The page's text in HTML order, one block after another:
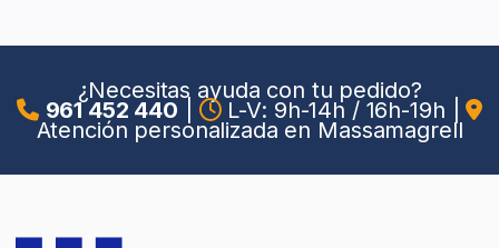
¿Necesitas ayuda con tu pedido?
961 452 440 L-V: 9h-14h / 16h-19h
Atención personalizada en Massamagrell